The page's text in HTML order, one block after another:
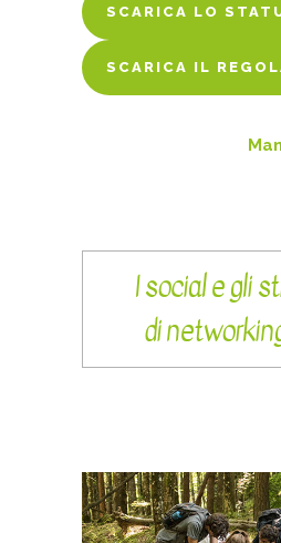
SCARICA LO
SCARICA LO
SCARICA IL
I social e gli
di